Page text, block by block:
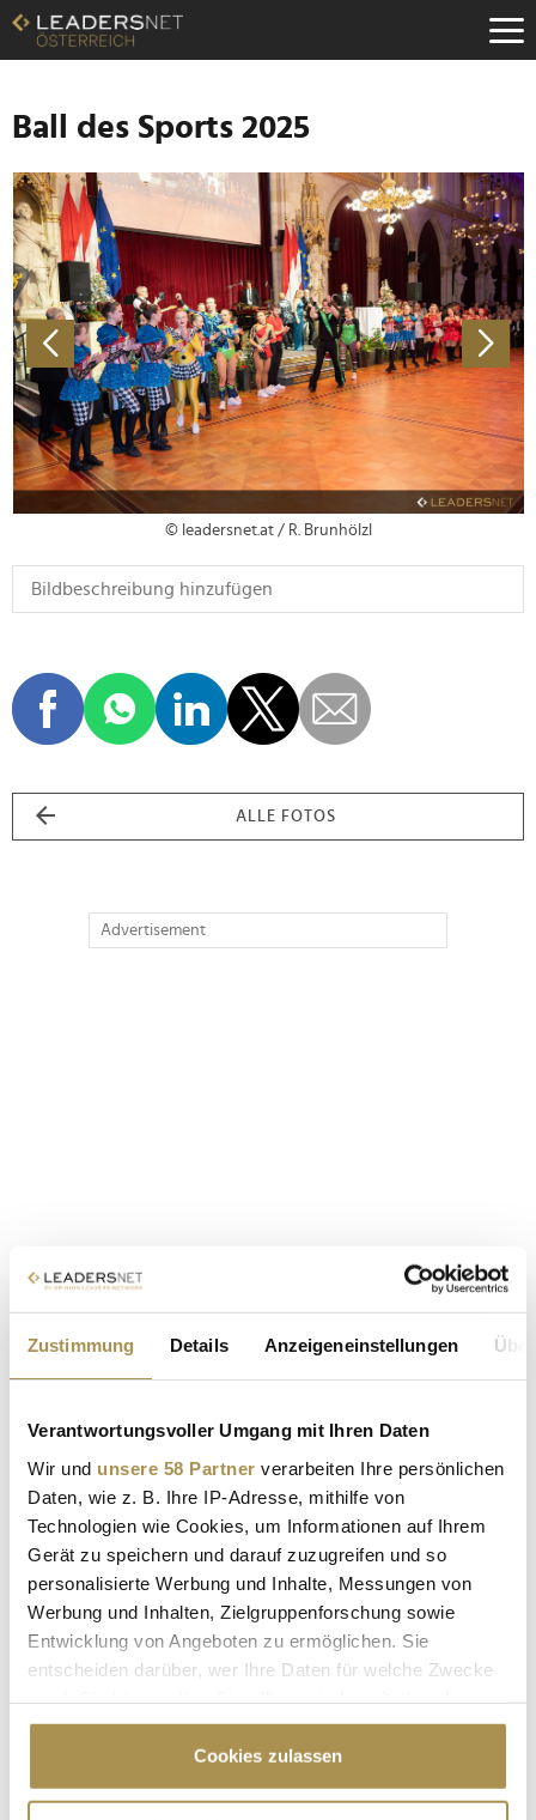
Zustimmung Details Anzeigeneinstellungen
Verantwortungsvoller Umgang mit Ihren Daten
Wir und unsere 58 Partner verarbeiten Ihre persönlichen
Daten, wie z. B. Ihre IP-Adresse, mithilfe von
Technologien wie Cookies, um Informationen auf Ihrem
Gerät zu speichern und darauf zuzugreifen und so
personalisierte Werbung und Inhalte, Messungen von
Werbung und Inhalten, Zielgruppenforschung sowie
Entwicklung von Angeboten zu ermöglichen. Sie
entscheiden darüber, wer Ihre Daten für welche Zwecke
Cookie-Erklärung oder durch Klicken auf das Privacy
Trigger Symbol ändern oder widerrufen
Cookies zulassen
Zum
Inhalt
Zur
Navigation
Zur
Hauptnavigation
Ball des Sports 2025
© leadersnet.at / R. Brunhölzl
ALLE FOTOS
Advertisement